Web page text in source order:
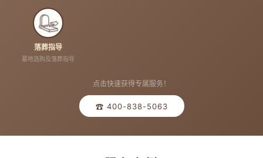
落葬指导
墓地选购及落葬指导
点击快速获得专属服务！
☎ 400-838-5063